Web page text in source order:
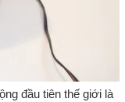
đầu tiên thế giới là